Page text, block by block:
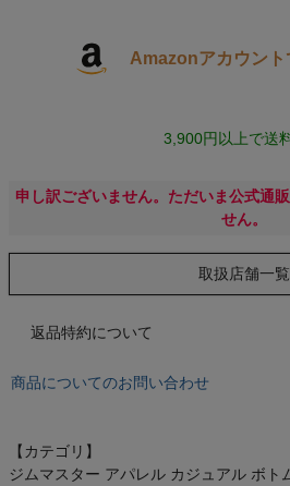
もっと見る
Amazonアカウント
3,900円以上で送
申し訳ございません。ただいま公式通
せん。
取扱店舗一覧
返品特約について
商品についてのお問い合わせ
【カテゴリ】
ジムマスター アパレル カジュアル ボト